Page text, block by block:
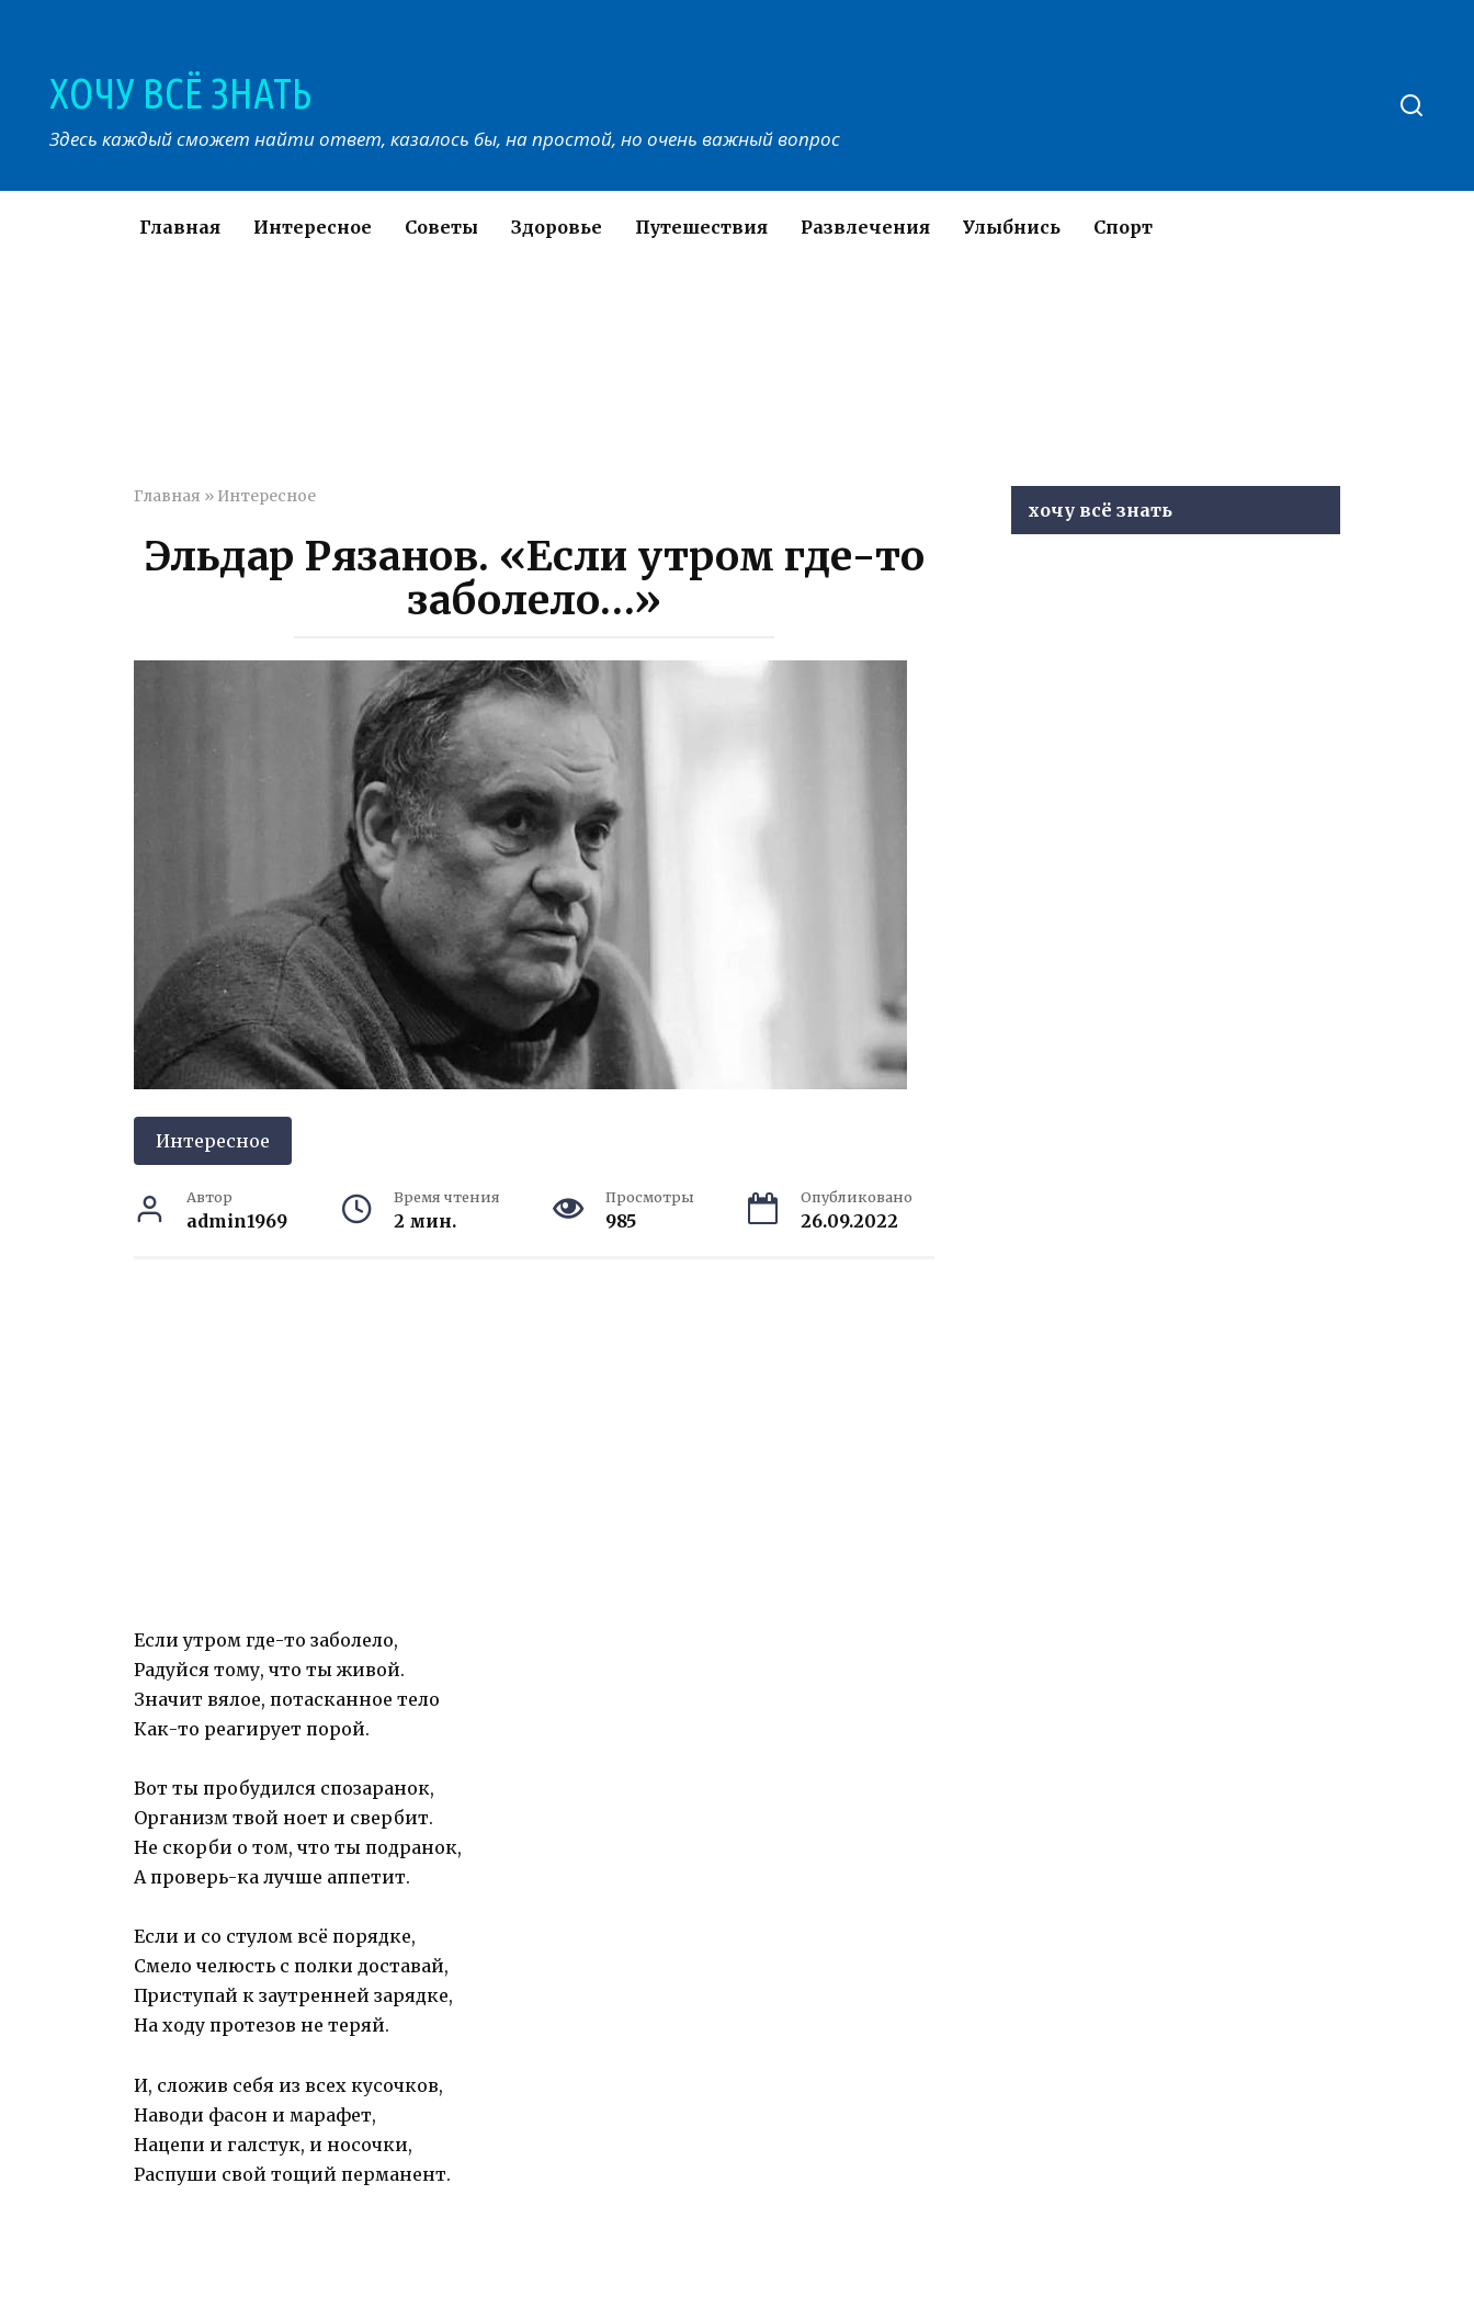
ХОЧУ ВСЁ ЗНАТЬ
Здесь каждый сможет найти ответ, казалось бы, на простой, но очень важный вопрос
Главная Интересное Советы Здоровье Путешествия Развлечения Улыбнись Спорт
Главная » Интересное
Эльдар Рязанов. «Если утром где-то
заболело…»
Интересное
Автор
admin1969
Время чтения
2 мин.
Просмотры
985
Опубликовано
26.09.2022
Если утром где-то заболело,
Радуйся тому, что ты живой.
Значит вялое, потасканное тело
Как-то реагирует порой.
Вот ты пробудился спозаранок,
Организм твой ноет и свербит.
Не скорби о том, что ты подранок,
А проверь-ка лучше аппетит.
Если и со стулом всё порядке,
Смело челюсть с полки доставай,
Приступай к заутренней зарядке,
На ходу протезов не теряй.
И, сложив себя из всех кусочков,
Наводи фасон и марафет,
Нацепи и галстук, и носочки,
Распуши свой тощий перманент.
хочу всё знать